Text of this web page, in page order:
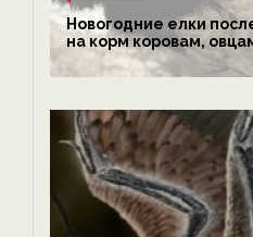
Новогодние елки
на корм коровам,
обезьянам, львам и
экологии на ECOportal